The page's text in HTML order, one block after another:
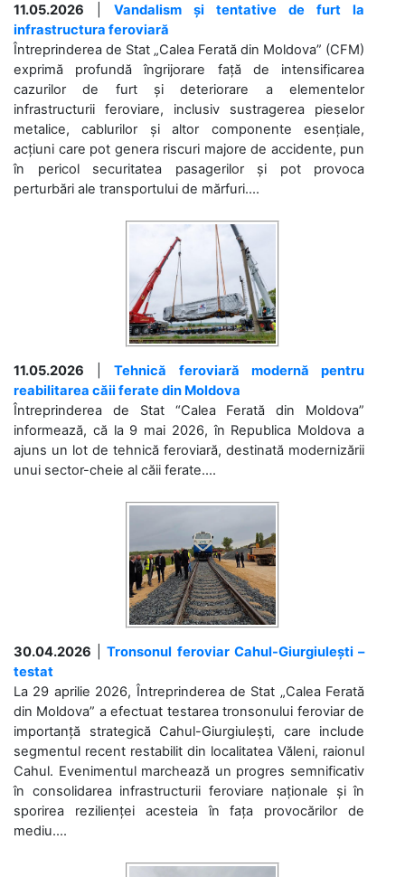
11.05.2026
Vandalism și tentative de furt la
infrastructura feroviară
Întreprinderea de Stat „Calea Ferată din Moldova” (CFM)
exprimă profundă îngrijorare față de intensificarea
cazurilor de furt și deteriorare a elementelor
infrastructurii feroviare, inclusiv sustragerea pieselor
metalice, cablurilor și altor componente esențiale,
acțiuni care pot genera riscuri majore de accidente, pun
în pericol securitatea pasagerilor și pot provoca
perturbări ale transportului de mărfuri....
11.05.2026 |Tehnică feroviară modernă pentru
reabilitarea căii ferate din Moldova
Întreprinderea de Stat “Calea Ferată din Moldova”
informează, că la 9 mai 2026, în Republica Moldova a
ajuns un lot de tehnică feroviară, destinată modernizării
unui sector-cheie al căii ferate....
30.04.2026 |Tronsonul feroviar Cahul-Giurgiulești –
testat
La 29 aprilie 2026, Întreprinderea de Stat „Calea Ferată
din Moldova” a efectuat testarea tronsonului feroviar de
importanță strategică Cahul-Giurgiulești, care include
segmentul recent restabilit din localitatea Văleni, raionul
Cahul. Evenimentul marchează un progres semnificativ
în consolidarea infrastructurii feroviare naționale și în
sporirea rezilienței acesteia în fața provocărilor de
mediu....